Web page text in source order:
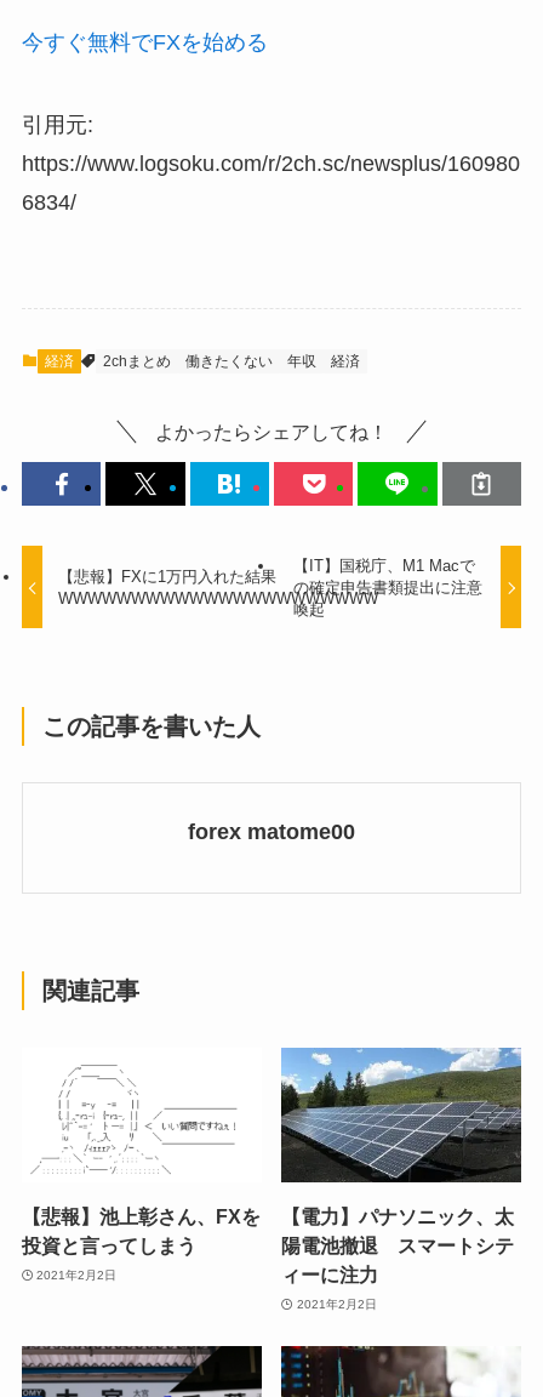
今すぐ無料でFXを始める
引用元:
https://www.logsoku.com/r/2ch.sc/newsplus/160980
6834/
経済 2chまとめ 働きたくない 年収 経済
よかったらシェアしてね！
【悲報】FXに1万円入れた結果
WWWWWWWWWWWWWWWWWWWWWW
【IT】国税庁、M1 Macで
の確定申告書類提出に注意
喚起
この記事を書いた人
forex matome00
関連記事
【悲報】池上彰さん、FXを
投資と言ってしまう
2021年2月2日
【電力】パナソニック、太
陽電池撤退 スマートシテ
ィーに注力
2021年2月2日